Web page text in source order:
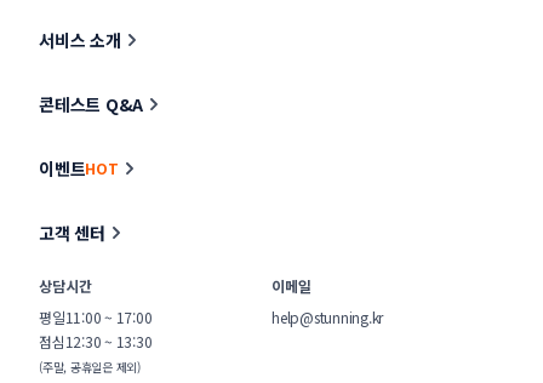
서비스 소개
콘테스트 Q&A
이벤트HOT
고객 센터
상담시간
평일11:00 ~ 17:00
점심12:30 ~ 13:30
(주말, 공휴일은 제외)
이메일
help@stunning.kr